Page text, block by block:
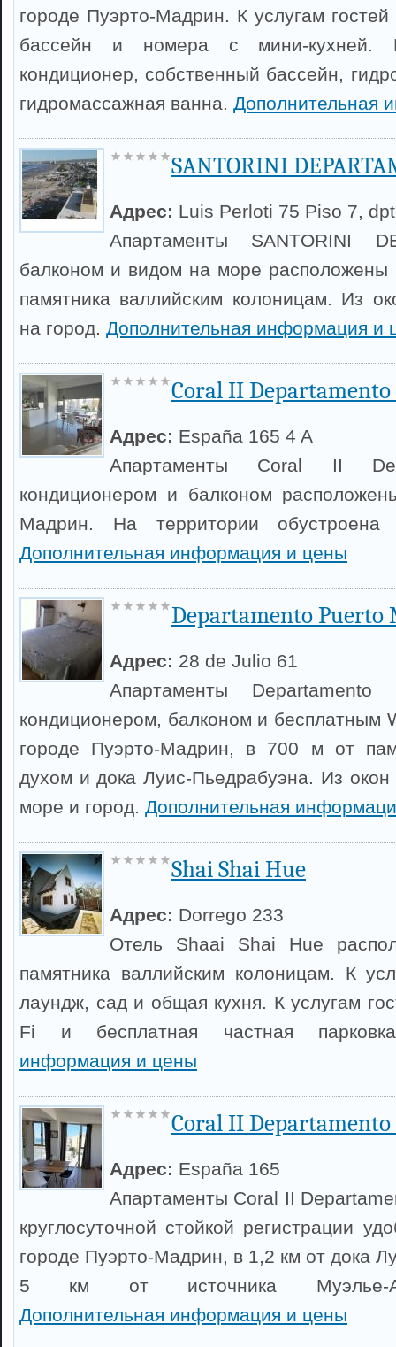
городе Пуэрто-Мадрин. К услугам
бассейн и номера с мини-кухней.
кондиционер, собственный бассейн,
гидромассажная ванна. Дополнительная
SANTORINI
Адрес: Luis Perloti 75 Piso 7,
Апартаменты SANTORINI
балконом и видом на море
памятника валлийским колоницам. Из
на город. Дополнительная информация и
Coral II Departamento
Адрес: España 165 4 A
Апартаменты Coral II
кондиционером и балконом
Мадрин. На территории обустроена
Дополнительная информация и цены
Departamento Puerto
Адрес: 28 de Julio 61
Апартаменты
кондиционером, балконом и бесплатным
городе Пуэрто-Мадрин, в 700 м от
духом и дока Луис-Пьедрабуэна. Из окон
море и город. Дополнительная
Shai Shai Hue
Адрес: Dorrego 233
Отель Shaai Shai Hue
памятника валлийским колоницам. К
лаундж, сад и общая кухня. К услугам
Fi и бесплатная частная
информация и цены
Coral II Departamento
Адрес: España 165
Апартаменты Coral II
круглосуточной стойкой регистрации
городе Пуэрто-Мадрин, в 1,2 км от дока
5 км от источника Муэлье-
Дополнительная информация и цены